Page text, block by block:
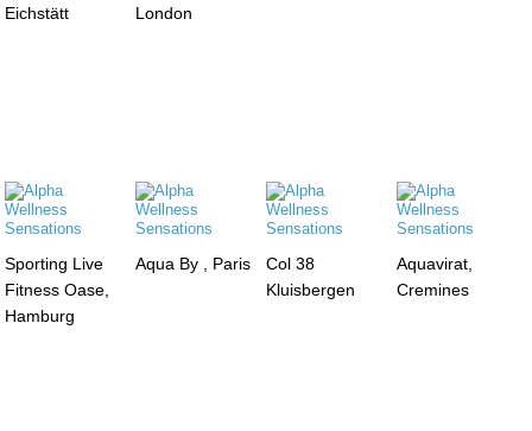
Eichstätt
London
Sporting Live
Fitness Oase,
Hamburg
Aqua By , Paris
Col 38
Kluisbergen
Aquavirat,
Cremines